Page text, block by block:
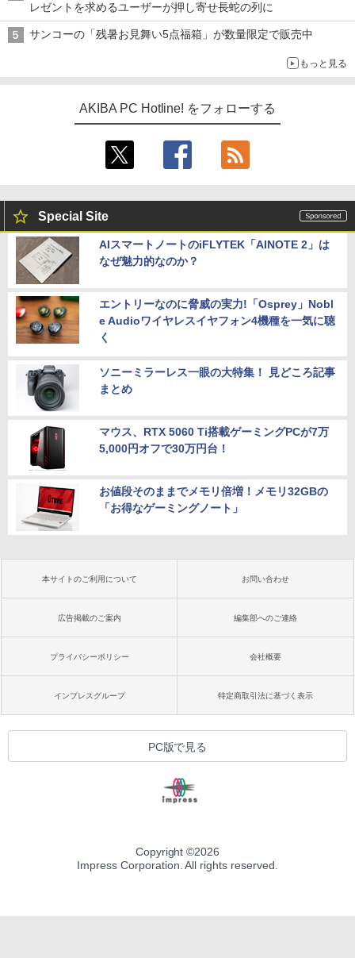
レゼントを求めるユーザーが押し寄せ長蛇の列に
サンコーの「残暑お見舞い5点福箱」が数量限定で販売中
もっと見る
AKIBA PC Hotline! をフォローする
Special Site
AIスマートノートのiFLYTEK「AINOTE 2」は
なぜ魅力的なのか？
エントリーなのに脅威の実力!「Osprey」Nobl
e Audioワイヤレスイヤフォン4機種を一気に聴
く
ソニーミラーレス一眼の大特集！ 見どころ記事
まとめ
マウス、RTX 5060 Ti搭載ゲーミングPCが7万
5,000円オフで30万円台！
お値段そのままでメモリ倍増！メモリ32GBの
「お得なゲーミングノート」
本サイトのご利用について お問い合わせ
広告掲載のご案内 編集部へのご連絡
プライバシーポリシー 会社概要
インプレスグループ 特定商取引法に基づく表示
PC版で見る
Copyright ©2026
Impress Corporation. All rights reserved.